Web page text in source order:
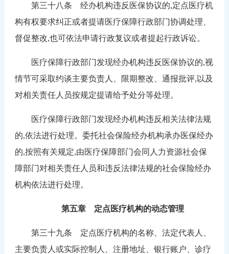
第三十八条 经办机构违反医保协议的,定点医疗机
构有权要求纠正或者提请医疗保障行政部门协调处理、
督促整改,也可依法申请行政复议或者提起行政诉讼。
医疗保障行政部门发现经办机构违反医保协议的,视
情节可采取约谈主要负责人、限期整改、通报批评,以及
对相关责任人员按规定提请给予处分等处理。
医疗保障行政部门发现经办机构违反相关法律法规
的,依法进行处理。委托社会保险经办机构承办医保经办
的,按照有关规定,由医疗保障部门会同人力资源社会保
障部门对相关责任人员和违反法律法规的社会保险经办
机构依法进行处理。
第五章 定点医疗机构的动态管理
第三十九条 定点医疗机构的名称、法定代表人、
主要负责人或实际控制人、注册地址、银行账户、诊疗